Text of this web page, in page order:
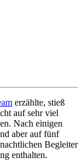
erzählte, stieß
auf sehr viel
Nach einigen
aber auf fünf
Begleiter
enthalten.